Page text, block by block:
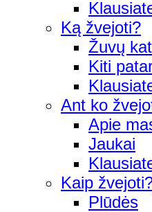
Ką žvejoti?
Žuvų
Kiti
Ant ko
Apie
Jaukai
Kaip
Plūdės